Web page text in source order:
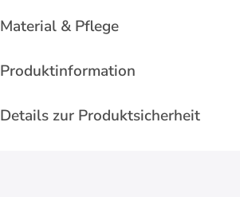
Material & Pflege
Produktinformation
Details zur Produktsicherheit